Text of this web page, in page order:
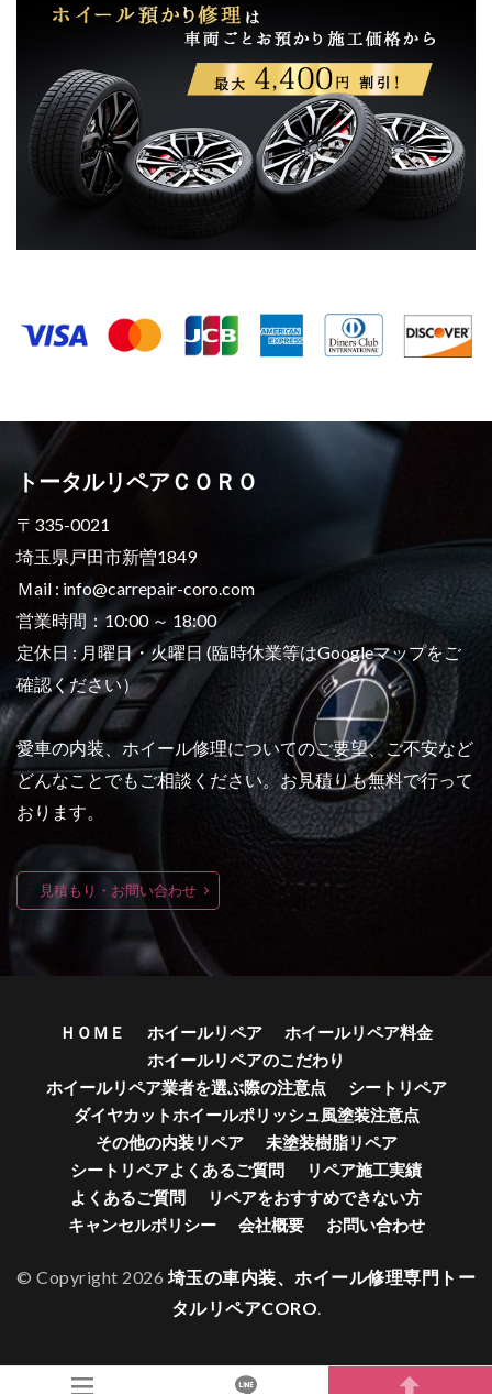
トータルリペアＣＯＲＯ
〒335-0021
埼玉県戸田市新曽1849
Ｍail : info@carrepair-coro.com
営業時間：10:00 ～ 18:00
定休日 : 月曜日・火曜日 (臨時休業等はGoogleマップをご
確認ください）
愛車の内装、ホイール修理についてのご要望、ご不安など
どんなことでもご相談ください。お見積りも無料で行って
おります。
見積もり・お問い合わせ
ＨＯＭＥ ホイールリペア
ホイールリペア料金
ホイールリペアのこだわり
ホイールリペア業者を選ぶ際の注意点
シートリペア
ダイヤカットホイールポリッシュ風塗装注意点
その他の内装リペア
未塗装樹脂リペア
シートリペアよくあるご質問
リペア施工実績
よくあるご質問
リペアをおすすめできない方
キャンセルポリシー
会社概要 お問い合わせ
© Copyright 2026 埼玉の車内装、ホイール修理専門トー
タルリペアCORO.